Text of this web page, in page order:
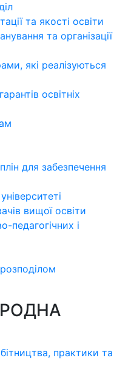
та якості освіти
та організації
які реалізуються
освітніх
для забезпечення
вищої освіти
педагогічних і
практики та